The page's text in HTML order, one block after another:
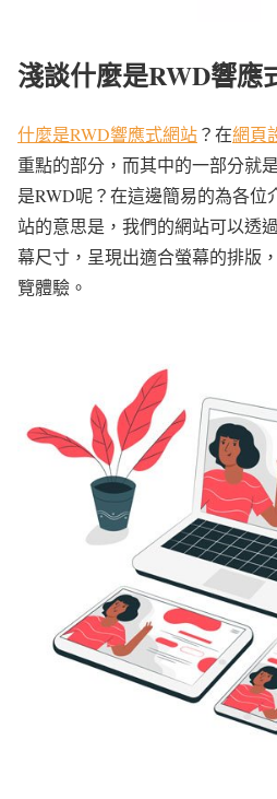
淺談什麼是RWD響應
什麼是RWD響應式網站？在網頁
重點的部分，而其中的一部分就
是RWD呢？在這邊簡易的為各位
站的意思是，我們的網站可以透
幕尺寸，呈現出適合螢幕的排版
覽體驗。